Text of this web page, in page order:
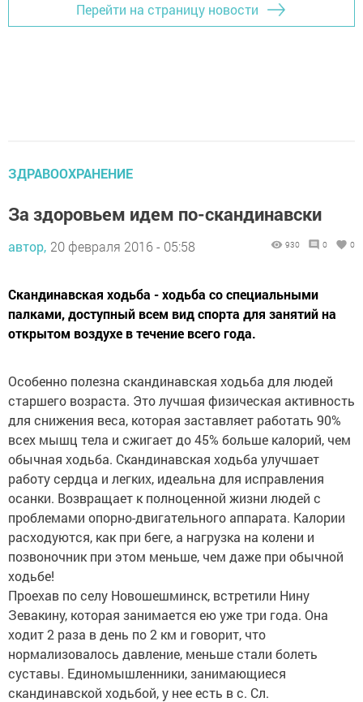
Перейти на страницу новости
ЗДРАВООХРАНЕНИЕ
За здоровьем идем по-скандинавски
автор, 20 февраля 2016 - 05:58 930 0 0
Скандинавская ходьба - ходьба со специальными
палками, доступный всем вид спорта для занятий на
открытом воздухе в течение всего года.
Особенно полезна скандинавская ходьба для людей
старшего возраста. Это лучшая физическая активность
для снижения веса, которая заставляет работать 90%
всех мышц тела и сжигает до 45% больше калорий, чем
обычная ходьба. Скандинавская ходьба улучшает
работу сердца и легких, идеальна для исправления
осанки. Возвращает к полноценной жизни людей с
проблемами опорно-двигательного аппарата. Калории
расходуются, как при беге, а нагрузка на колени и
позвоночник при этом меньше, чем даже при обычной
ходьбе!
Проехав по селу Новошешминск, встретили Нину
Зевакину, которая занимается ею уже три года. Она
ходит 2 раза в день по 2 км и говорит, что
нормализовалось давление, меньше стали болеть
суставы. Единомышленники, занимающиеся
скандинавской ходьбой, у нее есть в с. Сл.